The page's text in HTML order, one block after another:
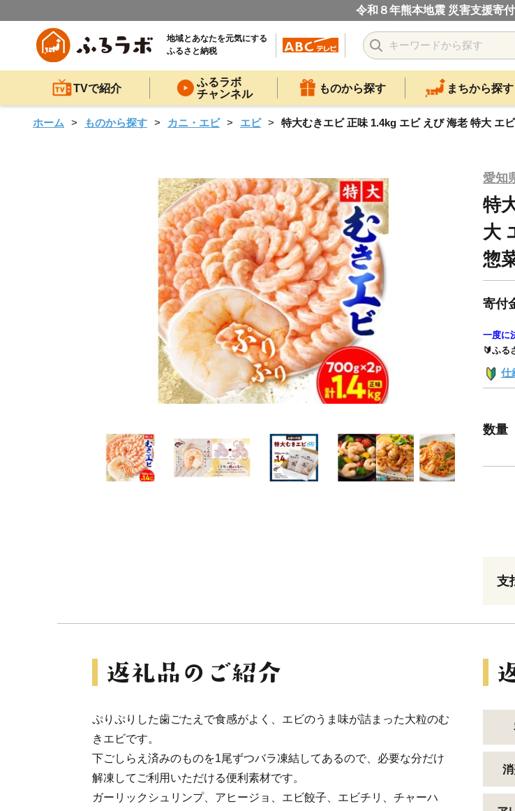
令和８年熊本地震 災害支援寄
地域とあなたを元気にする
ふるさと納税
TVで紹介
ふるラボ
チャンネル
ものから探す まちから探す
ホーム ものから探す カニ・エビ エビ 特大むきエビ 正味 1.4kg エビ えび 海老 特大 エ
愛知
特
大
惣
寄付
一度に
🔰ふる
仕
数量
支
ぷりぷりした歯ごたえで食感がよく、エビのうま味が詰まった大粒のむ
きエビです。
下ごしらえ済みのものを1尾ずつバラ凍結してあるので、必要な分だけ
解凍してご利用いただける便利素材です。
ガーリックシュリンプ、アヒージョ、エビ餃子、エビチリ、チャーハ